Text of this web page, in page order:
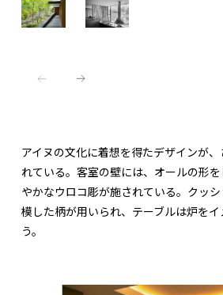
アイヌの文化に着想を得たデザインが
れている。客室の壁には、オールの形
やかなウロコ彫が施されている。クッ
模した柄が用いられ、テーブルは炉を
う。